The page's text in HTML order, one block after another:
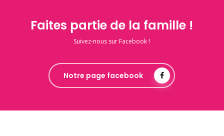
Faites partie de la famille !
Suivez-nous sur Facebook !
Notre page facebook